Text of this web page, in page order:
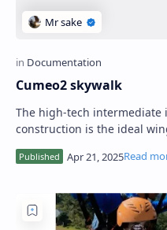
Cumeo2 skywalk
The high-tech
construction is the ideal